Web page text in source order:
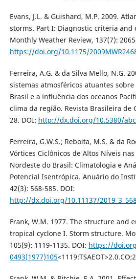
Evans, J.L. & Guishard, M.P. 2009.
storms. Part I: Diagnostic criteria and
Monthly Weather Review, 137(7):
https://doi.org/10.1175/
Ferreira, A.G. & da Silva Mello, N.G.
sistemas atmosféricos atuantes
Brasil e a influência dos oceanos
clima da região. Revista Brasileira de
28. DOI: http://dx.doi.org/10.5380/
Ferreira, G.W.S.; Reboita, M.S. & da
Vórtices Ciclônicos de Altos Níveis
Nordeste do Brasil: Climatologia e
Potencial Isentrópica. Anuário do
42(3): 568-585. DOI:
http://dx.doi.org/10.11137/
Frank, W.M. 1977. The structure and
tropical cyclone I. Storm structure.
105(9): 1119-1135. DOI: https://
0493(1977)105<1119:TSAEOT>2.0.CO;2